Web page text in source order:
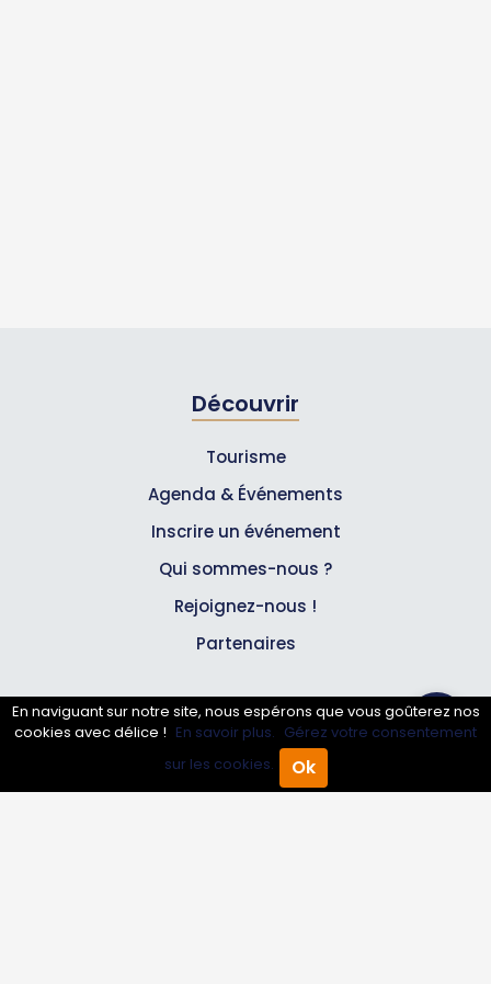
Annuaire Pro Agenda
Découvrir
Tourisme
Agenda & Événements
Inscrire un événement
Qui sommes-nous ?
Rejoignez-nous !
Partenaires
Professionnels
Annuaire pro
En naviguant sur notre site, nous espérons que vous goûterez nos
cookies avec délice ! En savoir plus. Gérez votre consentement
sur les cookies.
Ok